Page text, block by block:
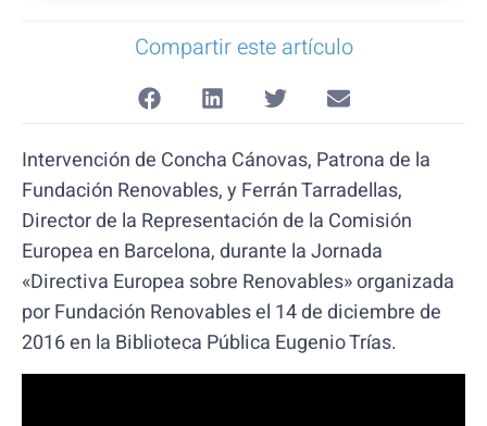
Compartir este artículo
Intervención de Concha Cánovas, Patrona de la
Fundación Renovables, y Ferrán Tarradellas,
Director de la Representación de la Comisión
Europea en Barcelona, durante la Jornada
«Directiva Europea sobre Renovables» organizada
por Fundación Renovables el 14 de diciembre de
2016 en la Biblioteca Pública Eugenio Trías.